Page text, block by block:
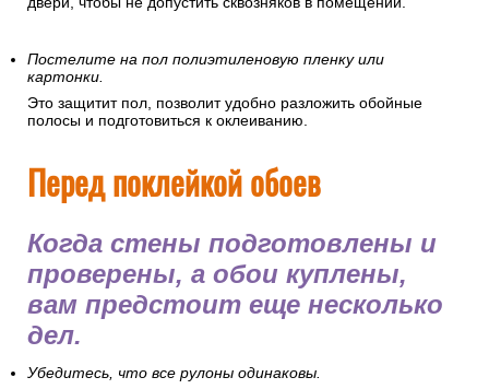
Постелите на пол полиэтиленовую пленку или
картонки.
Это защитит пол, позволит удобно разложить обойные
полосы и подготовиться к оклеиванию.
Перед поклейкой обоев
Когда стены подготовлены и
проверены, а обои куплены,
вам предстоит еще несколько
дел.
Убедитесь, что все рулоны одинаковы.